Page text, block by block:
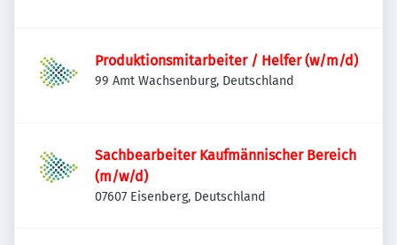
Produktionsmitarbeiter / Helfer (w/m/d)
99 Amt Wachsenburg, Deutschland
Sachbearbeiter Kaufmännischer Bereich
(m/w/d)
07607 Eisenberg, Deutschland